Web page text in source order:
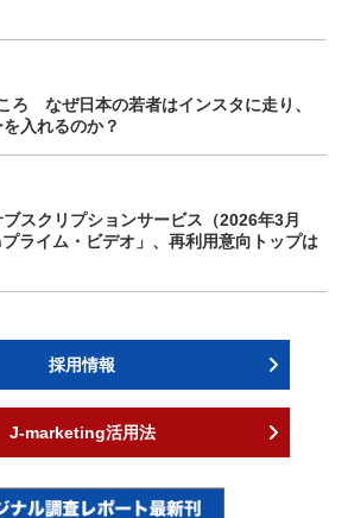
なぜ日本の若者はインスタに走り、
入れるのか？
スクリプションサービス（2026年3月
ライム・ビデオ」、再利用意向トップは
採用情報
J-marketing活用法